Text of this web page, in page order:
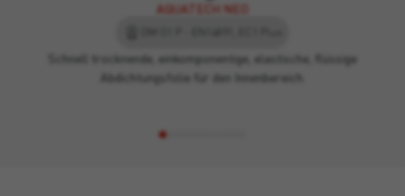
AQUATECH NEO
Schnell trocknende, einkomponentige, elastische, flüssige
Abdichtungsfolie für den Innenbereich.